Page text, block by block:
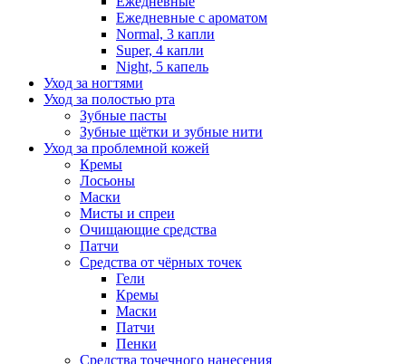
Ежедневные с ароматом
Normal, 3 капли
Super, 4 капли
Night, 5 капель
Уход за ногтями
Уход за полостью рта
Зубные пасты
Зубные щётки и зубные нити
Уход за проблемной кожей
Кремы
Лосьоны
Маски
Мисты и спреи
Очищающие средства
Патчи
Средства от чёрных точек
Гели
Кремы
Маски
Патчи
Пенки
Средства точечного нанесения